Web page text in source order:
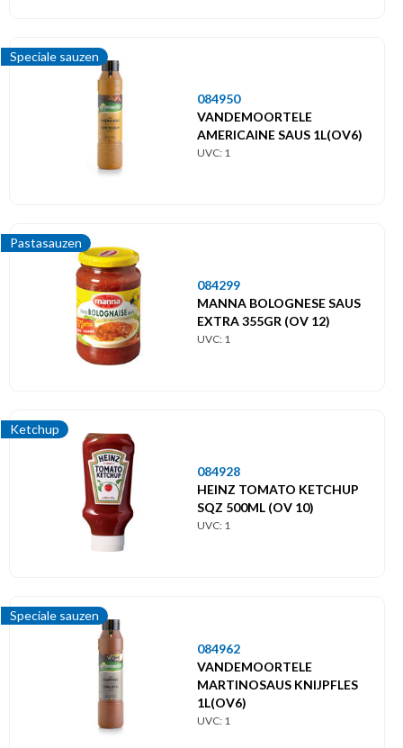
Speciale sauzen
084950
VANDEMOORTELE
AMERICAINE SAUS 1L(OV6)
UVC: 1
Pastasauzen
084299
MANNA BOLOGNESE SAUS
EXTRA 355GR (OV 12)
UVC: 1
Ketchup
084928
HEINZ TOMATO KETCHUP
SQZ 500ML (OV 10)
UVC: 1
Speciale sauzen
084962
VANDEMOORTELE
MARTINOSAUS KNIJPFLES
1L(OV6)
UVC: 1